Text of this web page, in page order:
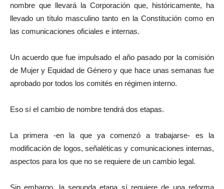
nombre que llevará la Corporación que, históricamente, ha
llevado un título masculino tanto en la Constitución como en
las comunicaciones oficiales e internas.
Un acuerdo que fue impulsado el año pasado por la comisión
de Mujer y Equidad de Género y que hace unas semanas fue
aprobado por todos los comités en régimen interno.
Eso sí el cambio de nombre tendrá dos etapas.
La primera -en la que ya comenzó a trabajarse- es la
modificación de logos, señaléticas y comunicaciones internas,
aspectos para los que no se requiere de un cambio legal.
Sin embargo, la segunda etapa sí requiere de una reforma